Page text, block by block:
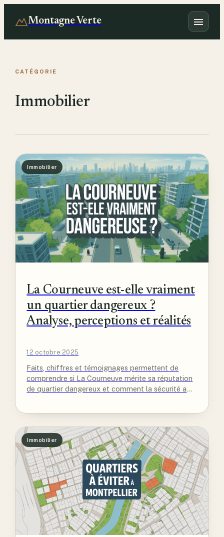
Montagne Verte
CATÉGORIE
Immobilier
Immobilier
La Courneuve est-elle vraiment
un quartier dangereux ?
Analyse, perceptions et réalités
12 octobre 2025
Faits, chiffres et témoignages permettent de
comprendre si La Courneuve mérite sa réputation
de quartier dangereux et comment la sécurité a
Immobilier